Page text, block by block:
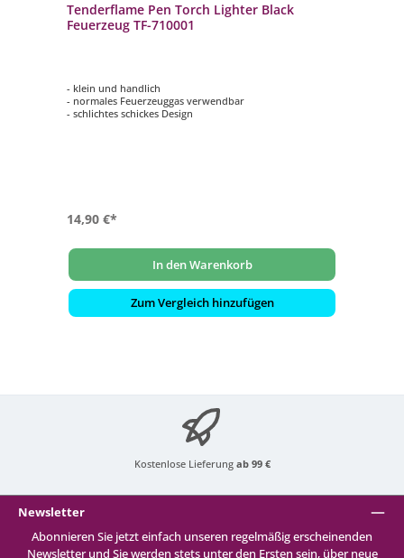
Tenderflame Pen Torch Lighter Black
Feuerzeug TF-710001
- klein und handlich
- normales Feuerzeuggas verwendbar
- schlichtes schickes Design
14,90 €*
In den Warenkorb
Zum Vergleich hinzufügen
Kostenlose Lieferung ab 99 €
Newsletter
Abonnieren Sie jetzt einfach unseren regelmäßig erscheinenden
Newsletter und Sie werden stets unter den Ersten sein, über neue